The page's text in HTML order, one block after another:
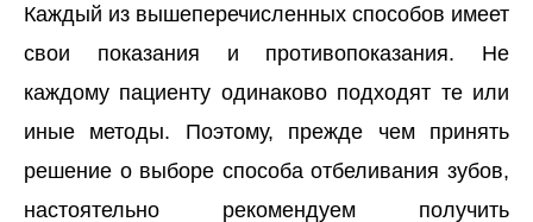
Каждый из вышеперечисленных способов имеет
свои показания и противопоказания. Не
каждому пациенту одинаково подходят те или
иные методы. Поэтому, прежде чем принять
решение о выборе способа отбеливания зубов,
настоятельно рекомендуем получить